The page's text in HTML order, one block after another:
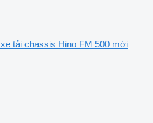
xe tải chassis Hino FM 500 mới